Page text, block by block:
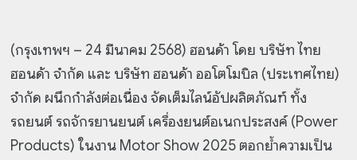
(กรุงเทพฯ – 24 มีนาคม 2568) ฮอนด้า โดย บริษัท ไทย
ฮอนด้า จำกัด และ บริษัท ฮอนด้า ออโตโมบิล (ประเทศไทย)
จำกัด ผนึกกำลังต่อเนื่อง จัดเต็มไลน์อัปผลิตภัณฑ์ ทั้ง
รถยนต์ รถจักรยานยนต์ เครื่องยนต์อเนกประสงค์ (Power
Products) ในงาน Motor Show 2025 ตอกย้ำความเป็น